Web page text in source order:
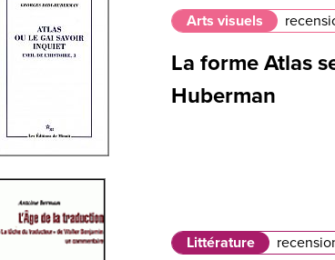
Arts visuels
La forme Atlas
Huberman
Littérature